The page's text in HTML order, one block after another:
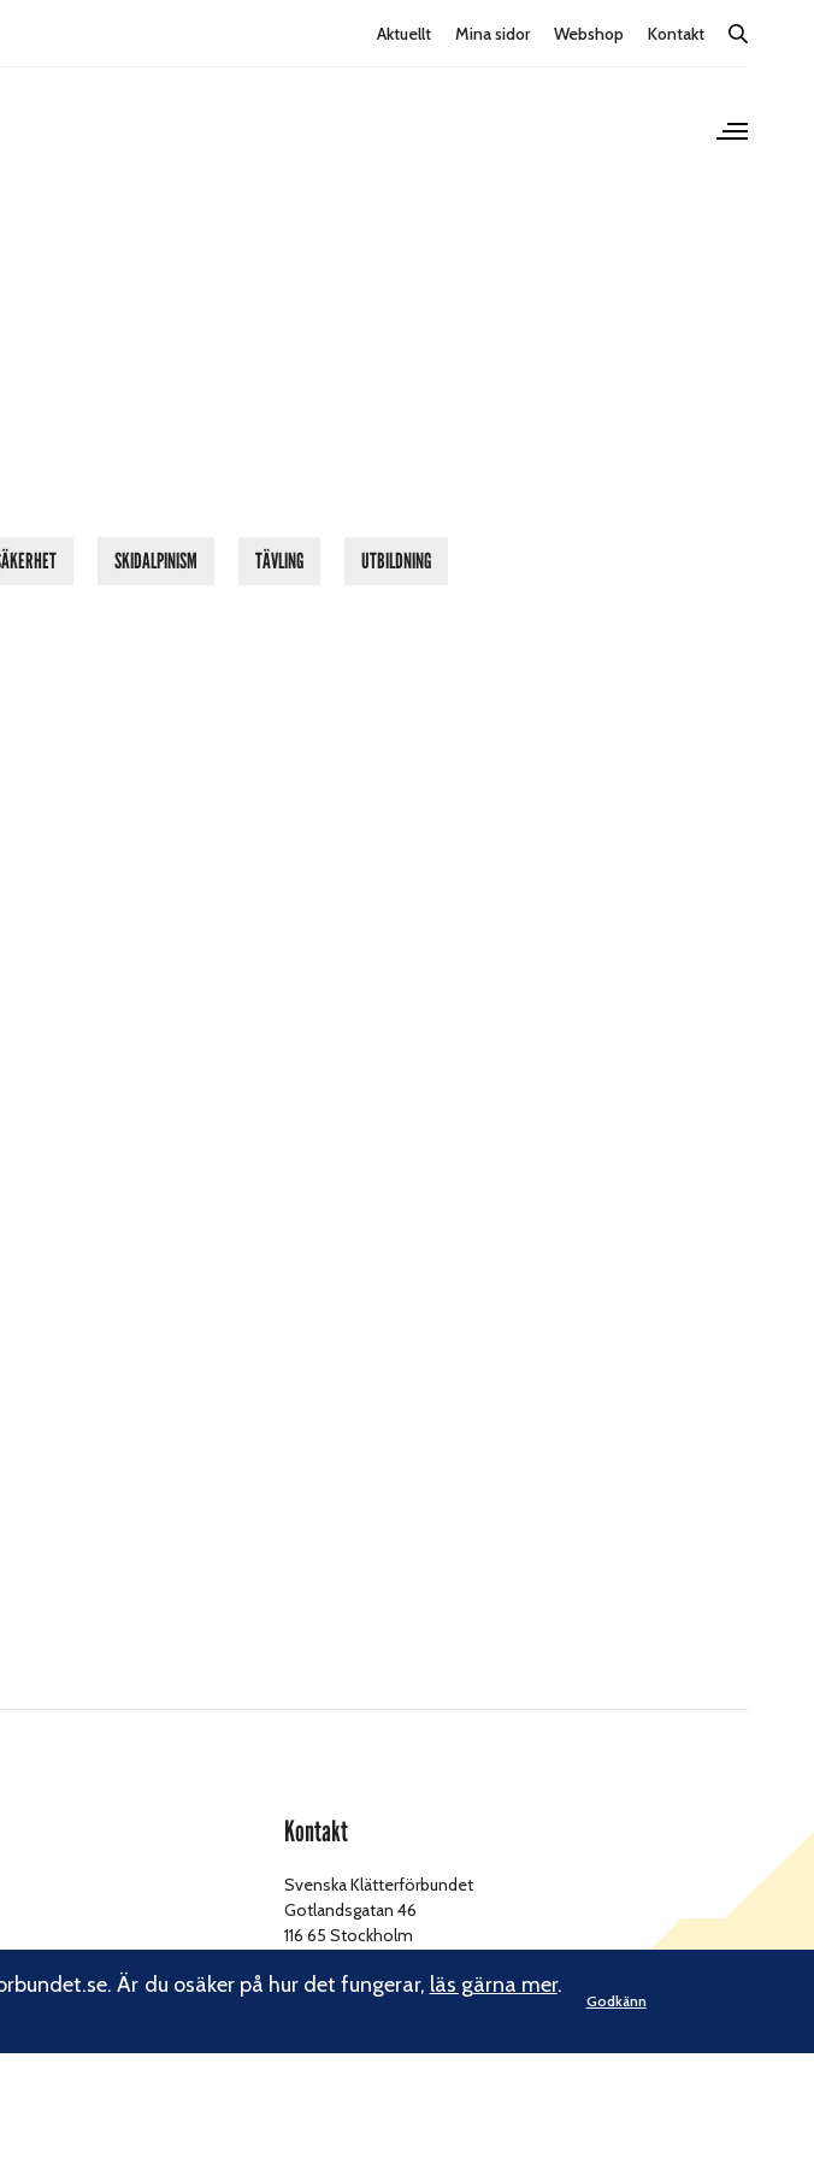
Aktuellt Mina sidor Webshop Kontakt
SKIDALPINISM TÄVLING UTBILDNING
Kontakt
Svenska Klätterförbundet
Gotlandsgatan 46
116 65 Stockholm
E-post: kansliet@klatterforbundet.rf.se
Är du osäker på hur det fungerar, läs gärna mer.
Godkänn